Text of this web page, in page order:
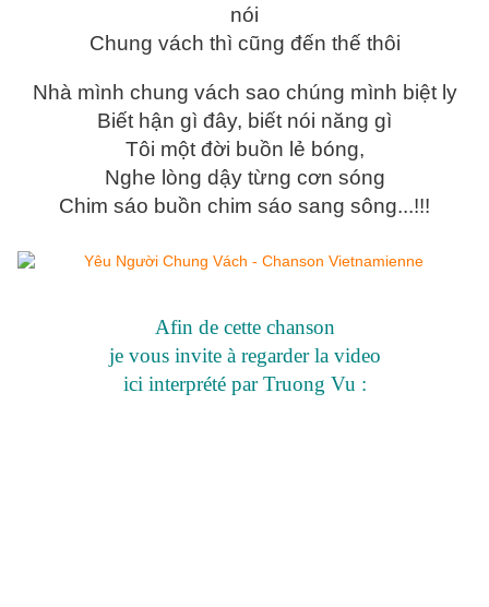
nói
Chung vách thì cũng đến thế thôi
Nhà mình chung vách sao chúng mình biệt ly
Biết hận gì đây, biết nói năng gì
Tôi một đời buồn lẻ bóng,
Nghe lòng dậy từng cơn sóng
Chim sáo buồn chim sáo sang sông...!!!
Afin de cette chanson
je vous invite à regarder la video
ici interprété par Truong Vu :